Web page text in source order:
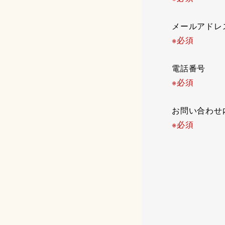
メールアド
※必須
電話番号
※必須
お問い合わ
※必須